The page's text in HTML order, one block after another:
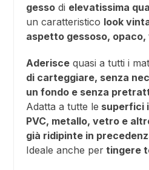
gesso di elevatissima
un caratteristico look
aspetto gessoso,
Aderisce quasi a tutti i
di carteggiare, senza
un fondo e senza
Adatta a tutte le superfici
PVC, metallo, vetro e
già ridipinte in
Ideale anche per tingere